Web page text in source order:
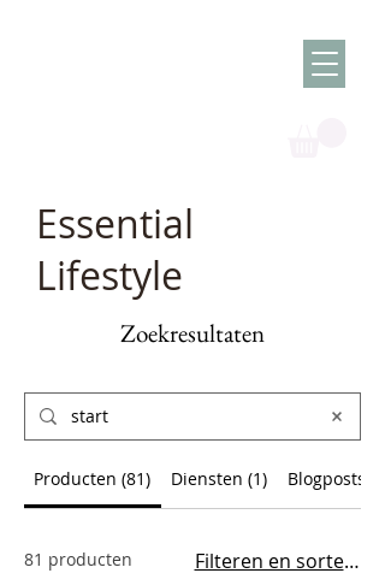
Essential
Lifestyle
Zoekresultaten
Producten (81) Diensten (1) Blogposts
81 producten Filteren en sorteren